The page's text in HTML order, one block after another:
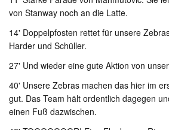
von Stanway noch an die Latte.
14' Doppelpfosten rettet für unsere
Harder und Schüller.
27' Und wieder eine gute Aktion von
40' Unsere Zebras machen das hier im
gut. Das Team hält ordentlich dagegen
einen Fuß dazwischen.